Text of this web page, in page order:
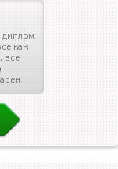
диплом
как
все